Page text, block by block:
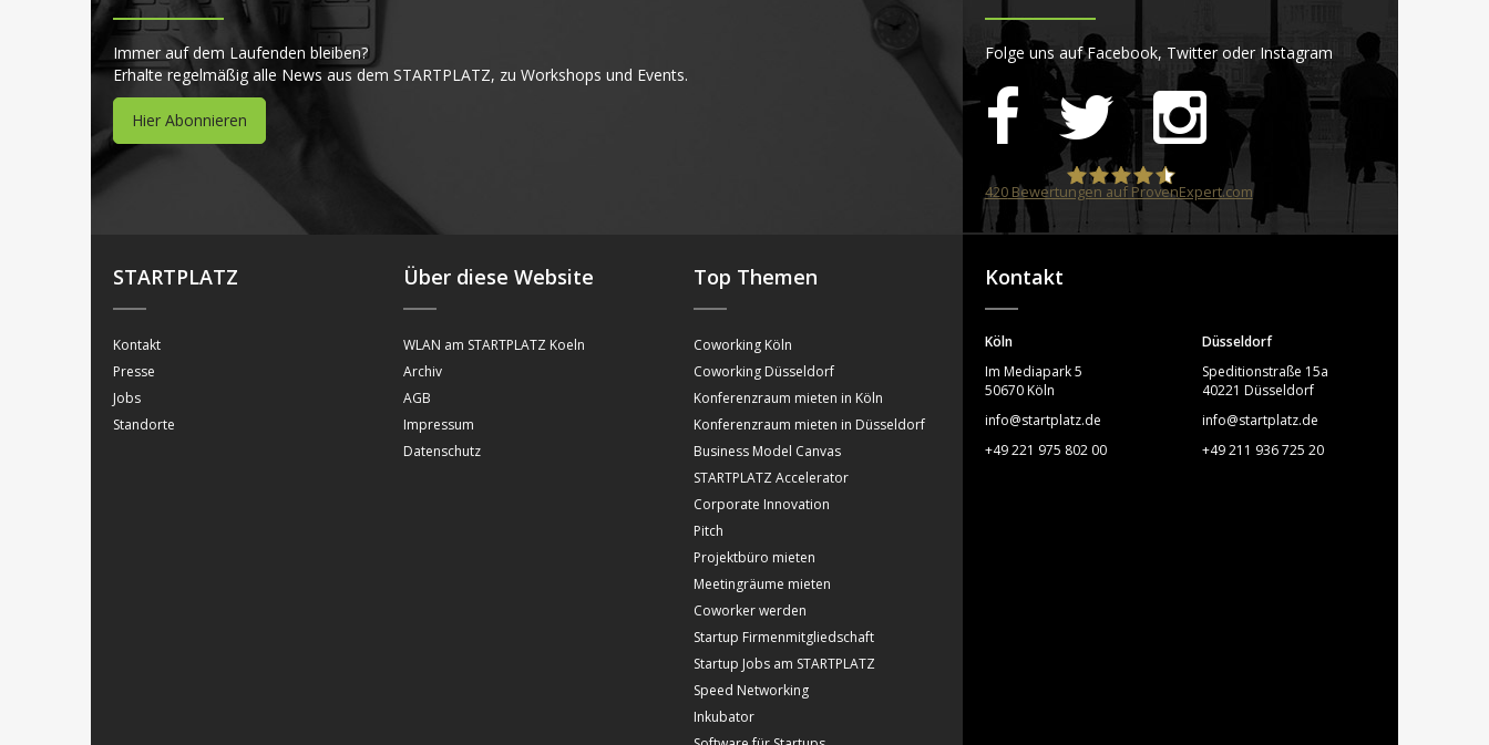
Immer auf dem Laufenden bleiben?
Erhalte regelmäßig alle News aus dem STARTPLATZ, zu Workshops und Events.
Hier Abonnieren
Folge uns auf Facebook, Twitter oder Instagram
STARTPLATZ
420Bewertungen auf ProvenExpert.com
STARTPLATZ
Kontakt
Presse
Jobs
Standorte
Über diese Website
WLAN am STARTPLATZ Koeln
Archiv
AGB
Impressum
Datenschutz
Top Themen
Coworking Köln
Coworking Düsseldorf
Konferenzraum mieten in Köln
Konferenzraum mieten in Düsseldorf
Business Model Canvas
STARTPLATZ Accelerator
Corporate Innovation
Pitch
Projektbüro mieten
Meetingräume mieten
Coworker werden
Startup Firmenmitgliedschaft
Startup Jobs am STARTPLATZ
Speed Networking
Inkubator
Kontakt
Köln
Im Mediapark 5
50670 Köln
info@startplatz.de
+49 221 975 802 00
Düsseldorf
Speditionstraße 15a
40221 Düsseldorf
info@startplatz.de
+49 211 936 725 20